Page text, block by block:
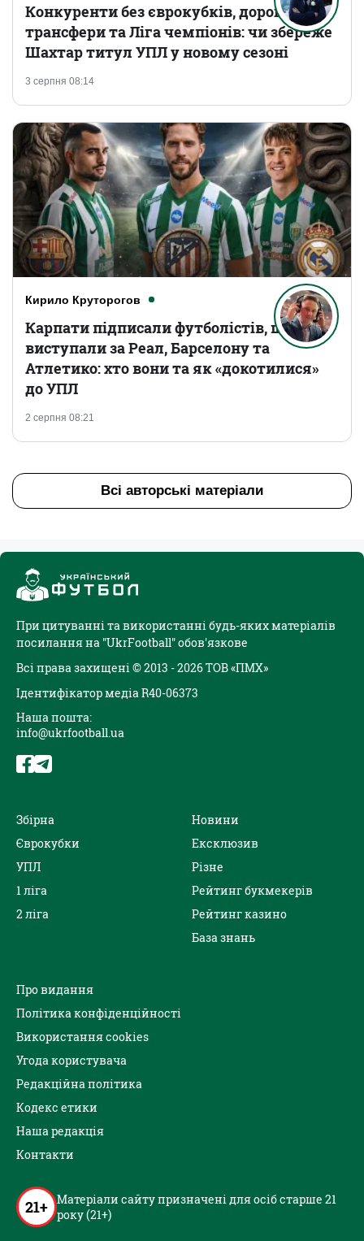
3 серпня 08:14
Конкуренти без єврокубків, дорогі
трансфери та Ліга чемпіонів: чи збереже
Шахтар титул УПЛ у новому сезоні
Кирило Круторогов
2 серпня 08:21
Карпати підписали футболістів, що
виступали за Реал, Барселону та
Атлетико: хто вони та як «докотилися»
до УПЛ
Всі авторські матеріали
При цитуванні та використанні будь-яких матеріалів
посилання на "UkrFootball" обов'язкове
Всі права захищені © 2013 - 2026 ТОВ «ПМХ»
Ідентифікатор медіа R40-06373
Наша пошта:
info@ukrfootball.ua
Збірна
Єврокубки
УПЛ
1 ліга
2 ліга
Новини
Ексклюзив
Різне
Рейтинг букмекерів
Рейтинг казино
База знань
Про видання
Політика конфіденційності
Використання cookies
Угода користувача
Редакційна політика
Кодекс етики
Наша редакція
Контакти
21+ Матеріали сайту призначені для осіб старше 21
року (21+)